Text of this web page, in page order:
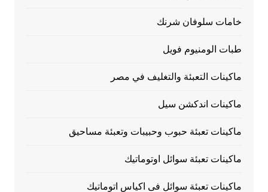
خامات سلوفان شرنك
طبات الومنيوم فويل
ماكينات التعبئة والتغليف في مصر
ماكينات اندكشن سيل
ماكينات تعبئة حبوب وحبيبات وتعبئة مساحيق
ماكينات تعبئة سوائل اوتوماتيك
ماكينات تعبئة سوائل فى اكياس اتوماتيك